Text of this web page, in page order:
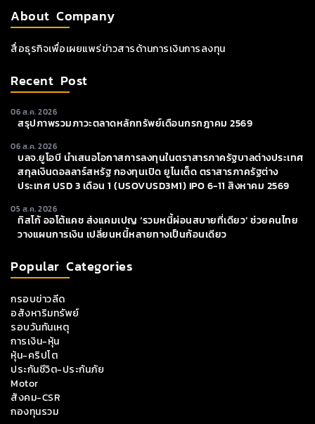
About Company
สื่อธุรกิจเพื่อเผยแพร่ข่าวสารด้านการเงินการลงทุน
Recent Post
06 ส.ค. 2026
สรุปภาพรวมภาวะตลาดหลักทรัพย์เดือนกรกฎาคม 2569
06 ส.ค. 2026
บลจ.ยูโอบี นำเสนอโอกาสการลงทุนในตราสารภาครัฐบาลต่างประเทศ
สกุลเงินดอลลาร์สหรัฐ กองทุนเปิด ยูไนเต็ด ตราสารภาครัฐต่าง
ประเทศ USD 3 เดือน 1 (USOVUSD3M1) IPO 6-11 สิงหาคม 2569
05 ส.ค. 2026
ทิสโก้ ออโต้แคช ส่งแคมเปญ ‘รวมหนี้ผ่อนสบายที่เดียว’ ช่วยคนไทย
วางแผนการเงิน เปลี่ยนหนี้หลายทางเป็นก้อนเดียว
Popular Categories
กรอบข่าวลีด
อสังหาริมทรัพย์
รอบวันทันเหตุ
การเงิน-หุ้น
หุ้น-คริปโต
ประกันชีวิต-ประกันภัย
Motor
สังคม-CSR
กองทุนรวม